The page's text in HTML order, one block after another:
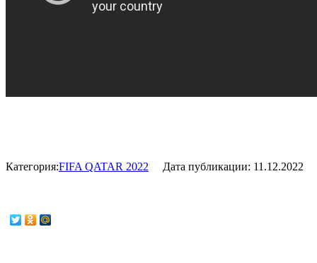
Категория:FIFA QATAR 2022 Дата публикации: 11.12.2022